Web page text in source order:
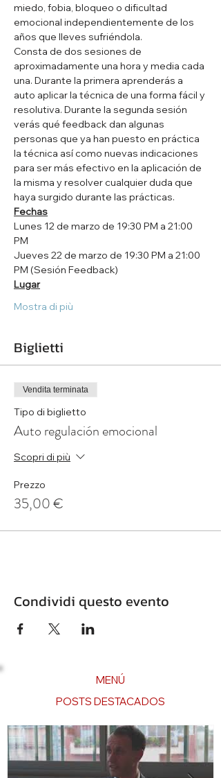
miedo, fobia, bloqueo o dificultad
emocional independientemente de los
años que lleves sufriéndola.
Consta de dos sesiones de
aproximadamente una hora y media cada
una. Durante la primera aprenderás a
auto aplicar la técnica de una forma fácil y
resolutiva. Durante la segunda sesión
verás qué feedback dan algunas
personas que ya han puesto en práctica
la técnica así como nuevas indicaciones
para ser más efectivo en la aplicación de
la misma y resolver cualquier duda que
haya surgido durante las prácticas.
Fechas
Lunes 12 de marzo de 19:30 PM a 21:00
PM
Jueves 22 de marzo de 19:30 PM a 21:00
PM (Sesión Feedback)
Lugar
Mostra di più
Biglietti
Vendita terminata
Tipo di biglietto
Auto regulación emocional
Scopri di più
Prezzo
35,00 €
Condividi questo evento
MENÚ
POSTS DESTACADOS